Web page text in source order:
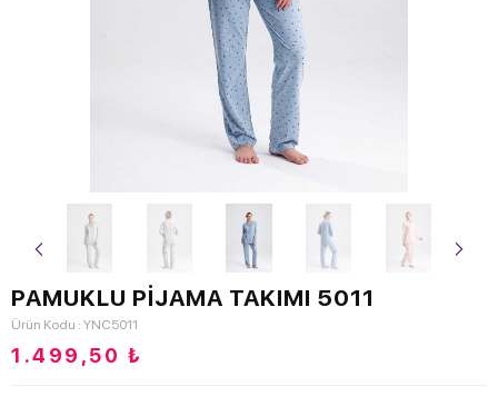
PAMUKLU PİJAMA TAKIMI 5011
Ürün Kodu : YNC5011
1.499,50 ₺